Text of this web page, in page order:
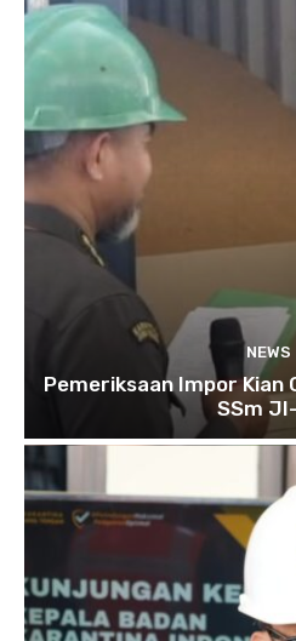
NEWS
Pemeriksaan Impor Kian
SSm